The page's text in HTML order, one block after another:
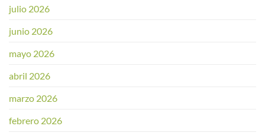
julio 2026
junio 2026
mayo 2026
abril 2026
marzo 2026
febrero 2026